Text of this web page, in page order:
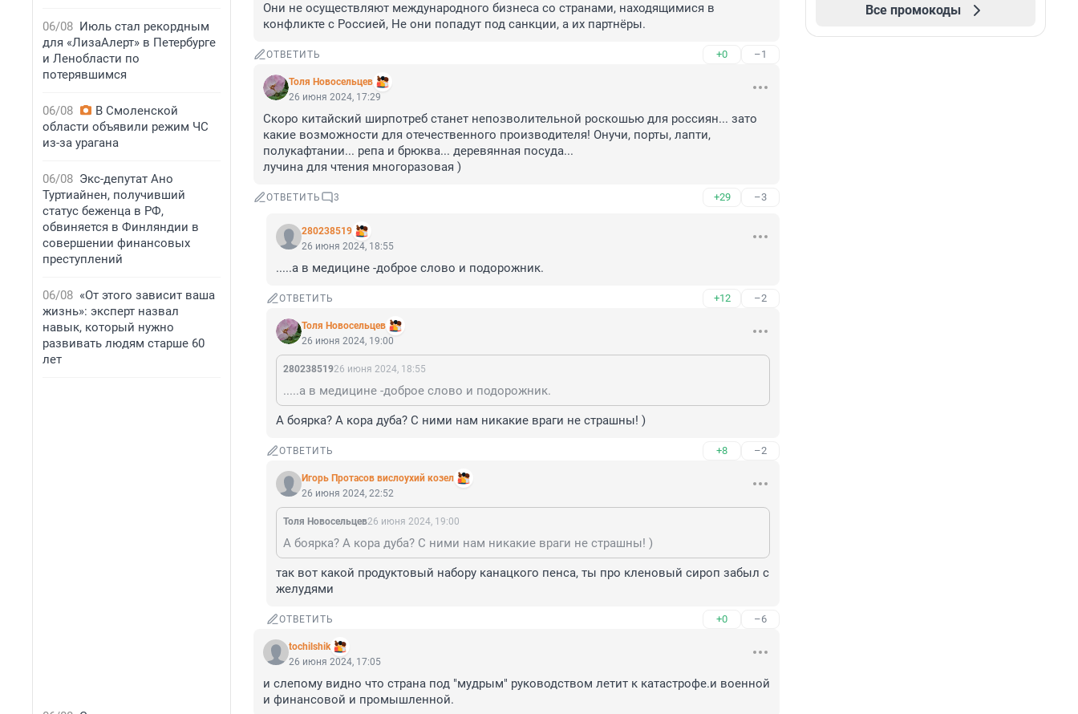
06/08 Июль стал рекордным
для «ЛизаАлерт» в Петербурге
и Ленобласти по
потерявшимся
06/08
В Смоленской
области объявили режим ЧС
из-за урагана
06/08 Экс-депутат Ано
Туртиайнен, получивший
статус беженца в РФ,
обвиняется в Финляндии в
совершении финансовых
преступлений
06/08 «От этого зависит ваша
жизнь»: эксперт назвал
навык, который нужно
развивать людям старше 60
лет
Они не осуществляют международного бизнеса со странами, находящимися в
конфликте с Россией, Не они попадут под санкции, а их партнёры.
ОТВЕТИТЬ +0 –1
Толя Новосельцев
26 июня 2024, 17:29
Скоро китайский ширпотреб станет непозволительной роскошью для россиян... зато
какие возможности для отечественного производителя! Онучи, порты, лапти,
полукафтании... репа и брюква... деревянная посуда...
лучина для чтения многоразовая )
ОТВЕТИТЬ 3 +29 –3
280238519
26 июня 2024, 18:55
.....а в медицине -доброе слово и подорожник.
ОТВЕТИТЬ +12 –2
Толя Новосельцев
26 июня 2024, 19:00
28023851926 июня 2024, 18:55
.....а в медицине -доброе слово и подорожник.
А боярка? А кора дуба? С ними нам никакие враги не страшны! )
ОТВЕТИТЬ +8 –2
Игoрь Прoтасoв вислоухий козел
26 июня 2024, 22:52
Толя Новосельцев26 июня 2024, 19:00
А боярка? А кора дуба? С ними нам никакие враги не страшны! )
так вот какой продуктовый набору канацкого пенса, ты про кленовый сироп забыл с
желудями
ОТВЕТИТЬ +0 –6
tochilshik
26 июня 2024, 17:05
и слепому видно что страна под "мудрым" руководством летит к катастрофе.и военной
и финансовой и промышленной.
Все промокоды